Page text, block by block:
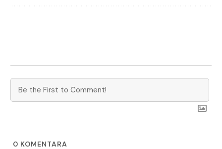
0 KOMENTARA